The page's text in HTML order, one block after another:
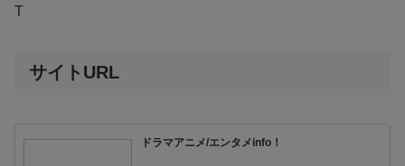
T
サイトURL
ドラマアニメ/エンタメinfo！